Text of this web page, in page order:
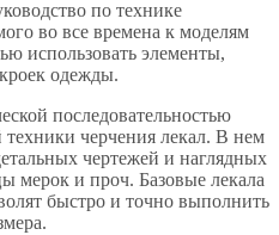
по технике
во все времена к моделям
использовать элементы,
одежды.
последовательностью
черчения лекал. В нем
чертежей и наглядных
мерок и проч. Базовые лекала
быстро и точно выполнить